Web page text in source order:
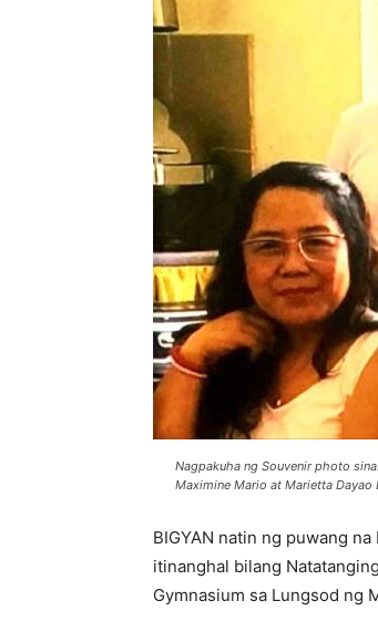
Nagpakuha ng Souvenir photo
Maximine Mario at Marietta Dayao
BIGYAN natin ng puwang
itinanghal bilang
Gymnasium sa Lungsod ng